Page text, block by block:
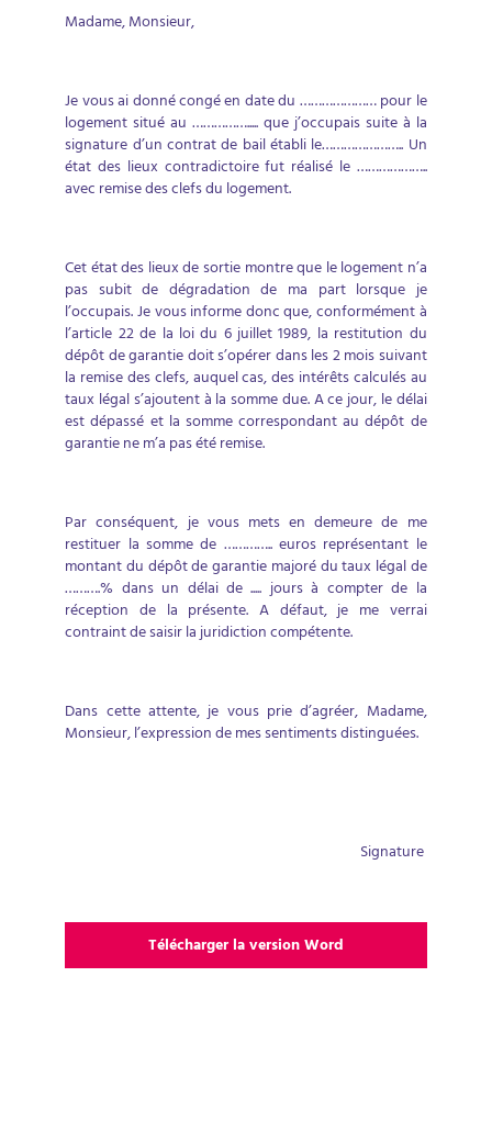
Madame, Monsieur,
Je vous ai donné congé en date du ………………… pour le
logement situé au ……………..... que j’occupais suite à la
signature d’un contrat de bail établi le………………….. Un
état des lieux contradictoire fut réalisé le ………………..
avec remise des clefs du logement.
Cet état des lieux de sortie montre que le logement n’a
pas subit de dégradation de ma part lorsque je
l’occupais. Je vous informe donc que, conformément à
l’article 22 de la loi du 6 juillet 1989, la restitution du
dépôt de garantie doit s’opérer dans les 2 mois suivant
la remise des clefs, auquel cas, des intérêts calculés au
taux légal s’ajoutent à la somme due. A ce jour, le délai
est dépassé et la somme correspondant au dépôt de
garantie ne m’a pas été remise.
Par conséquent, je vous mets en demeure de me
restituer la somme de ………….. euros représentant le
montant du dépôt de garantie majoré du taux légal de
……….% dans un délai de ..... jours à compter de la
réception de la présente. A défaut, je me verrai
contraint de saisir la juridiction compétente.
Dans cette attente, je vous prie d’agréer, Madame,
Monsieur, l’expression de mes sentiments distinguées.
Signature
Télécharger la version Word